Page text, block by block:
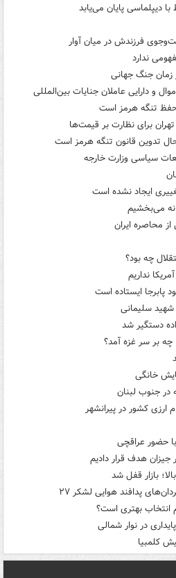
با دیپلماسی پایان می‌یابد
فرزندش در میان آوار
ندارد
زمان جنگ جهانی
و دارایی عاملان جنایات بین‌المللی
تنگه هرمز است
برای نظارت بر قیمت‌ها
تدوین قانون تنگه هرمز است
سیاسی وزارت خارجه
ایجاد نشده است
نه می‌بخشیم
محاصره ایران
چه بود؟
نداریم
پابرجا ایستاده است
سلیمانی
دستگیر شد
خانگی
در جنوب لبنان
کشور در پیرانشهر
حضور عراقچی
جیزان هدف قرار دادیم
بازار قفل شد
پدافند هوایی لشکر ۲۷
انتخاب بهتری است؟
در نوار شمالی
کلمبیا